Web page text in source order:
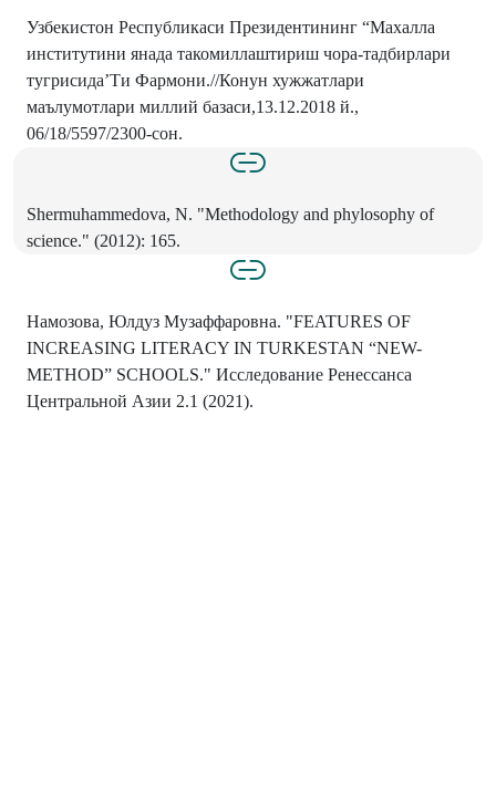
Узбекистон Республикаси Президентининг “Махалла
институтини янада такомиллаштириш чора-тадбирлари
тугрисида’Ти Фармони.//Конун хужжатлари
маълумотлари миллий базаси,13.12.2018 й.,
06/18/5597/2300-сон.
Shermuhammedova, N. "Methodology and phylosophy of
science." (2012): 165.
Намозова, Юлдуз Музаффаровна. "FEATURES OF
INCREASING LITERACY IN TURKESTAN “NEW-
METHOD” SCHOOLS." Исследование Ренессанса
Центральной Азии 2.1 (2021).